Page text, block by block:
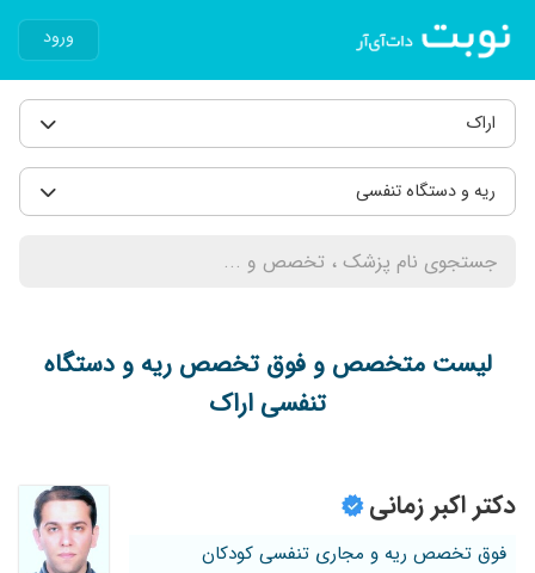
ورود
اراک
ریه و دستگاه تنفسی
لیست متخصص و فوق تخصص ریه و دستگاه
تنفسی اراک
دکتر اکبر زمانی
فوق تخصص ریه و مجاری تنفسی کودکان